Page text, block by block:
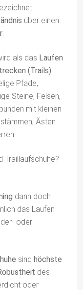
über einen
.
als das Laufen
(Trails)
Pfade,
Steine, Felsen,
mit kleinen
Ästen
dann doch
das Laufen
oder
sind höchste
des
oder